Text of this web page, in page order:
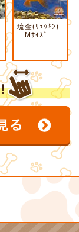
琉金(ﾘｭｳｷﾝ)
Mｻｲｽﾞ